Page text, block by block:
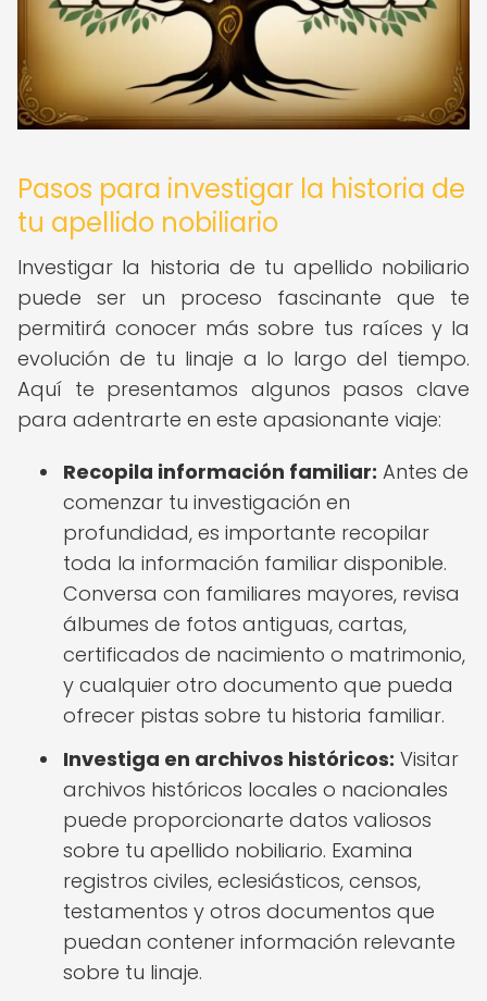
Pasos para investigar la historia de
tu apellido nobiliario
Investigar la historia de tu apellido nobiliario
puede ser un proceso fascinante que te
permitirá conocer más sobre tus raíces y la
evolución de tu linaje a lo largo del tiempo.
Aquí te presentamos algunos pasos clave
para adentrarte en este apasionante viaje:
Recopila información familiar: Antes de
comenzar tu investigación en
profundidad, es importante recopilar
toda la información familiar disponible.
Conversa con familiares mayores, revisa
álbumes de fotos antiguas, cartas,
certificados de nacimiento o matrimonio,
y cualquier otro documento que pueda
ofrecer pistas sobre tu historia familiar.
Investiga en archivos históricos: Visitar
archivos históricos locales o nacionales
puede proporcionarte datos valiosos
sobre tu apellido nobiliario. Examina
registros civiles, eclesiásticos, censos,
testamentos y otros documentos que
puedan contener información relevante
sobre tu linaje.